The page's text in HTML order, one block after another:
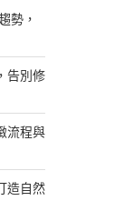
勢，
告別修
流程與
造自然